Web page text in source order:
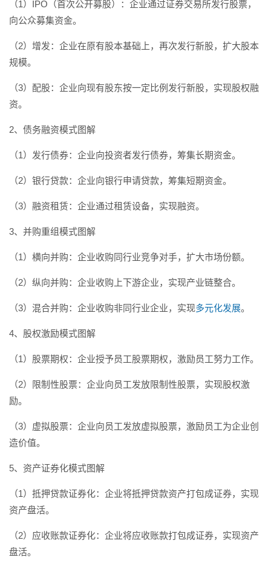
（1）IPO（首次公开募股）：企业通过证券交易所发行股票，
向公众募集资金。
（2）增发：企业在原有股本基础上，再次发行新股，扩大股本
规模。
（3）配股：企业向现有股东按一定比例发行新股，实现股权融
资。
2、债务融资模式图解
（1）发行债券：企业向投资者发行债券，筹集长期资金。
（2）银行贷款：企业向银行申请贷款，筹集短期资金。
（3）融资租赁：企业通过租赁设备，实现融资。
3、并购重组模式图解
（1）横向并购：企业收购同行业竞争对手，扩大市场份额。
（2）纵向并购：企业收购上下游企业，实现产业链整合。
（3）混合并购：企业收购非同行业企业，实现多元化发展。
4、股权激励模式图解
（1）股票期权：企业授予员工股票期权，激励员工努力工作。
（2）限制性股票：企业向员工发放限制性股票，实现股权激
励。
（3）虚拟股票：企业向员工发放虚拟股票，激励员工为企业创
造价值。
5、资产证券化模式图解
（1）抵押贷款证券化：企业将抵押贷款资产打包成证券，实现
资产盘活。
（2）应收账款证券化：企业将应收账款打包成证券，实现资产
盘活。